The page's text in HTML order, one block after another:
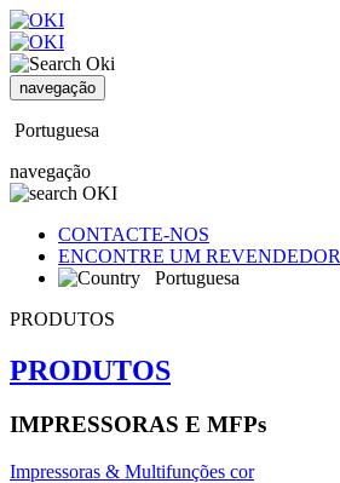
navegação
Portuguesa
navegação
CONTACTE-NOS
ENCONTRE UM REVENDEDOR
Portuguesa
PRODUTOS
PRODUTOS
IMPRESSORAS E MFPs
Impressoras & Multifunções cor